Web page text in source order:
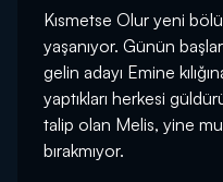
Kısmetse Olur yeni
yaşanıyor. Günün
gelin adayı Emine
yaptıkları herkesi
talip olan Melis, yine
bırakmıyor.